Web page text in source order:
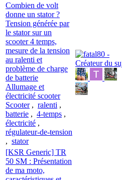
Combien de volt
donne un stator ?
Tension générée par
le stator sur un
scooter 4 temps,
mesure de la tension
au ralenti et
problème de charge
de batterie
Allumage et
électricité scooter
Scooter, ralenti ,
batterie , 4-temps ,
électricité ,
régulateur-de-tension
, stator
[KSR Generic] TR
50 SM : Présentation
de ma moto,